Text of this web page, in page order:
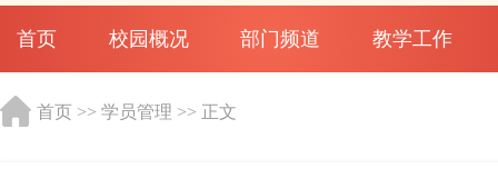
首页 校园概况 部门频道 教学工作
首页 >> 学员管理 >> 正文